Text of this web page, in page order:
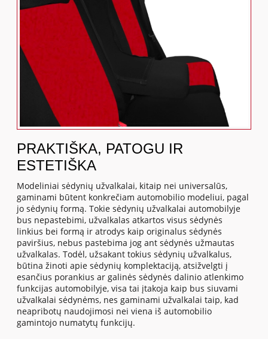
PRAKTIŠKA, PATOGU IR
ESTETIŠKA
Modeliniai sėdynių užvalkalai, kitaip nei universalūs,
gaminami būtent konkrečiam automobilio modeliui, pagal
jo sėdynių formą. Tokie sėdynių užvalkalai automobilyje
bus nepastebimi, užvalkalas atkartos visus sėdynės
linkius bei formą ir atrodys kaip originalus sėdynės
paviršius, nebus pastebima jog ant sėdynės užmautas
užvalkalas. Todėl, užsakant tokius sėdynių užvalkalus,
būtina žinoti apie sėdynių komplektaciją, atsižvelgti į
esančius porankius ar galinės sėdynės dalinio atlenkimo
funkcijas automobilyje, visa tai įtakoja kaip bus siuvami
užvalkalai sėdynėms, nes gaminami užvalkalai taip, kad
neapribotų naudojimosi nei viena iš automobilio
gamintojo numatytų funkcijų.